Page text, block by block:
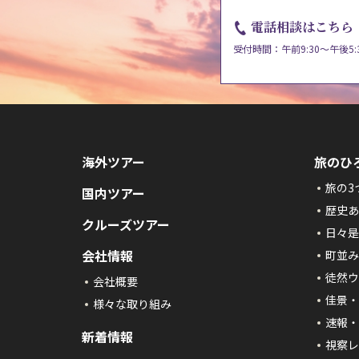
電話相談はこちら
受付時間：午前9:30～午後
海外ツアー
国内ツアー
クルーズツアー
会社情報
会社概要
様々な取り組み
新着情報
旅のひ
旅の3
歴史
日々
町並
徒然
佳景
速報
視察